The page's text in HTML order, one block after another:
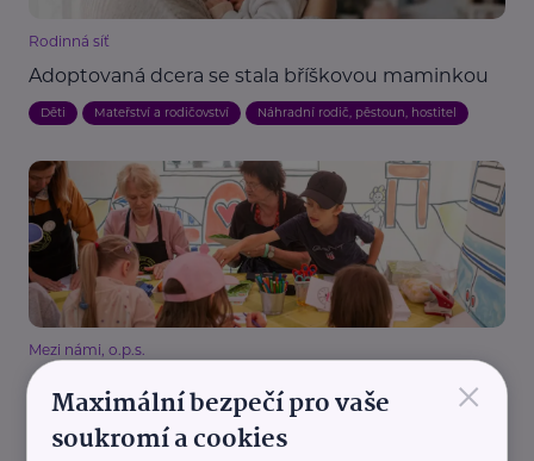
Rodinná síť
Adoptovaná dcera se stala bříškovou maminkou
Děti Mateřství a rodičovství Náhradní rodič, pěstoun, hostitel
Mezi námi, o.p.s.
Co mohou děti získat od babiček a dědečků?
Výstava na Staroměstském náměstí připomíná
sílu mezigeneračních vztahů
×
Maximální bezpečí pro vaše
soukromí a cookies